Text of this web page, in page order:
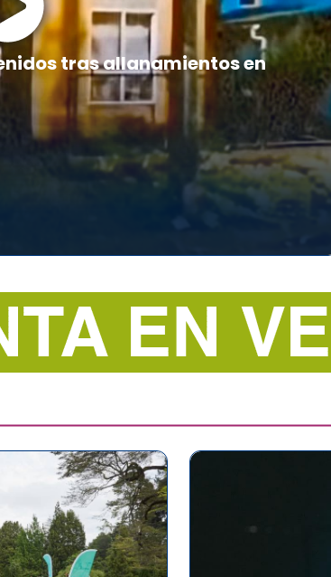
tras allanamientos en